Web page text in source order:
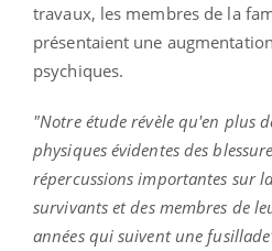
travaux, les membres de la
présentaient une
psychiques.
"Notre étude révèle qu'en plus
physiques évidentes des
répercussions importantes sur
survivants et des membres de
années qui suivent une